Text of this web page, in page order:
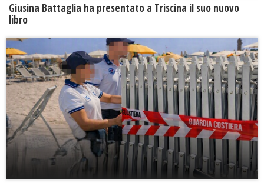
Giusina Battaglia ha presentato a Triscina il suo nuovo
libro